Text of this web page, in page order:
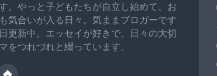
。やっと子どもたちが自立し始めて、お
気合いが入る日々。気ままブロガーです
更新中。エッセイが好きで、日々の大切
をつれづれと綴っています。